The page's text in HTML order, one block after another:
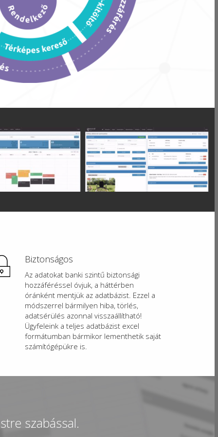
Biztonságos
Az adatokat banki szintű biztonsági
hozzáféréssel óvjuk, a háttérben
óránként mentjük az adatbázist. Ezzel a
módszerrel bármilyen hiba, törlés,
adatsérülés azonnal visszaállítható!
Ügyfeleink a teljes adatbázist excel
formátumban bármikor lementhetik saját
számítógépükre is.
szabással.